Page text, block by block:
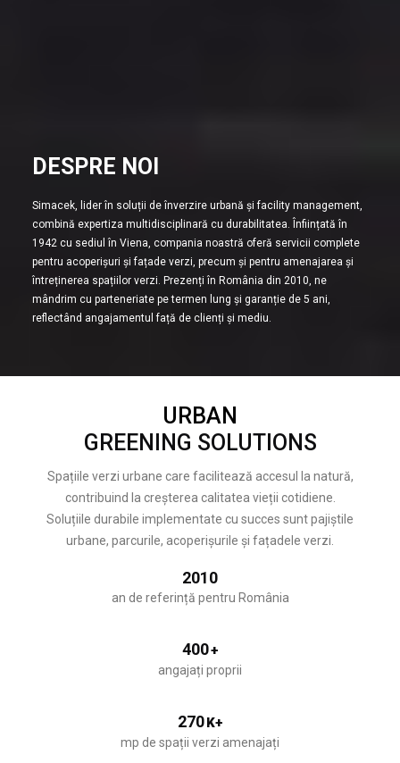
DESPRE NOI
Simacek, lider în soluții de înverzire urbană și facility management,
combină expertiza multidisciplinară cu durabilitatea. Înființată în
1942 cu sediul în Viena, compania noastră oferă servicii complete
pentru acoperișuri și fațade verzi, precum și pentru amenajarea și
întreținerea spațiilor verzi. Prezenți în România din 2010, ne
mândrim cu parteneriate pe termen lung și garanție de 5 ani,
reflectând angajamentul față de clienți și mediu.
URBAN
GREENING SOLUTIONS
Spațiile verzi urbane care facilitează accesul la natură,
contribuind la creșterea calitatea vieții cotidiene.
Soluțiile durabile implementate cu succes sunt pajiștile
urbane, parcurile, acoperișurile și fațadele verzi.
2010
an de referință pentru România
400+
angajați proprii
270K+
mp de spații verzi amenajați